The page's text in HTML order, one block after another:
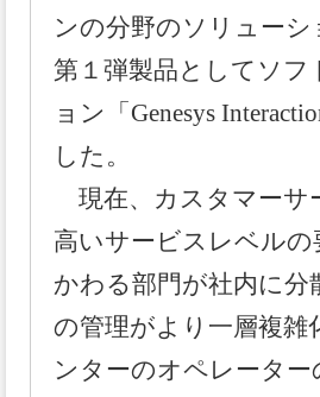
ンの分野のソリュー
第１弾製品としてソフ
ョン「Genesys
した。
現在、カスタマーサ
高いサービスレベル
かわる部門が社内に
の管理がより一層複雑
ンターのオペレータ